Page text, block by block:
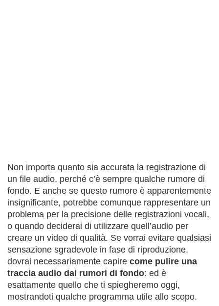
Non importa quanto sia accurata la registrazione di
un file audio, perché c’è sempre qualche rumore di
fondo. E anche se questo rumore è apparentemente
insignificante, potrebbe comunque rappresentare un
problema per la precisione delle registrazioni vocali,
o quando deciderai di utilizzare quell’audio per
creare un video di qualità. Se vorrai evitare qualsiasi
sensazione sgradevole in fase di riproduzione,
dovrai necessariamente capire come pulire una
traccia audio dai rumori di fondo: ed è
esattamente quello che ti spiegheremo oggi,
mostrandoti qualche programma utile allo scopo.